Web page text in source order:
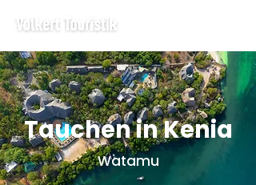
Tauchen in Kenia
Watamu